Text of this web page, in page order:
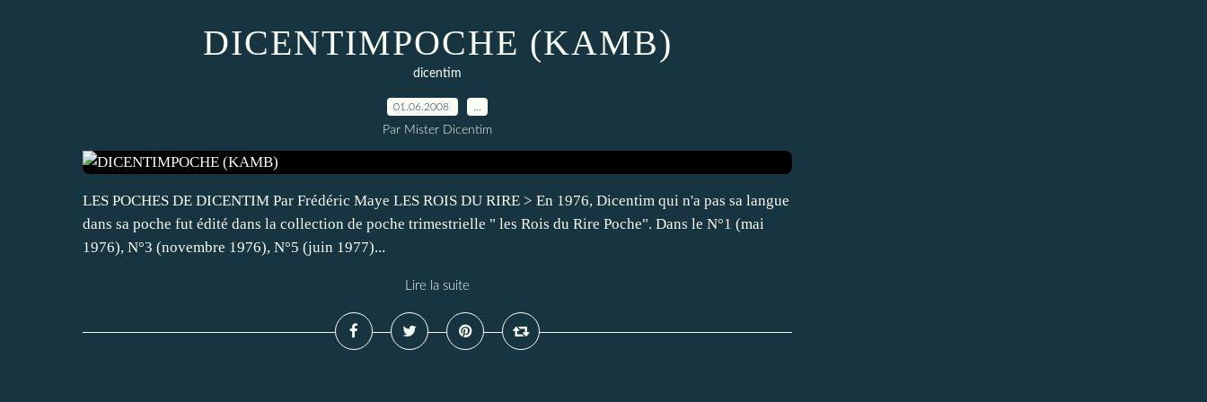
DICENTIMPOCHE (KAMB)
dicentim
01.06.2008
Par Mister Dicentim
LES POCHES DE DICENTIM Par Frédéric Maye LES ROIS DU RIRE > En 1976, Dicentim qui n'a pas sa langue
dans sa poche fut édité dans la collection de poche trimestrielle " les Rois du Rire Poche". Dans le N°1 (mai
1976), N°3 (novembre 1976), N°5 (juin 1977)...
Lire la suite